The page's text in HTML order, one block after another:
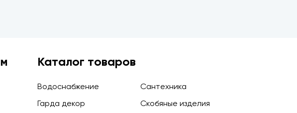
Каталог товаров
Водоснабжение
Гарда декор
Сантехника
Скобяные изделия